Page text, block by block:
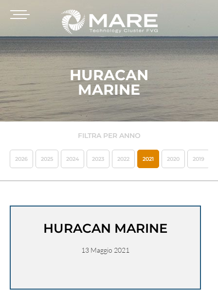
HURACAN
MARINE
FILTRA PER ANNO
2026 2025 2024 2023 2022 2021 2020 2019
HURACAN MARINE
13 Maggio 2021